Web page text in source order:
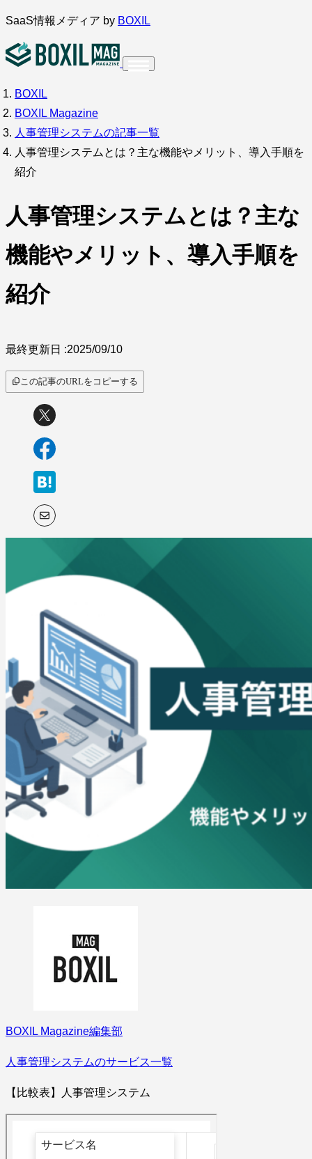
内
を
キ
ッ
プ
SaaS情報メディア by BOXIL
インタビュー
サービス比較 キーワードから探す
SaaS情報メディア by BOXIL
BOXIL
BOXIL Magazine
人事管理システムの記事一覧
人事管理システムとは？主な機能やメリット、導入手順を
紹介
人事管理システムとは？主な
機能やメリット、導入手順を
紹介
最終更新日 :2025/09/10
この記事のURLをコピーする
BOXIL Magazine編集部
人事管理システムのサービス一覧
【比較表】人事管理システム